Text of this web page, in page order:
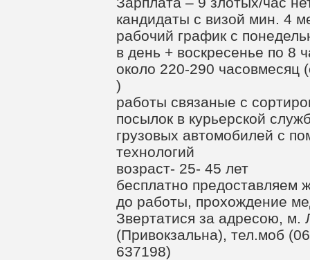
кандидаты с визой мин. 4
рабочий график с
в день + воскресенье по 8
около 220-290 часовмесяц
)
работы связаные с
посылок в курьерской
грузовых автомобилей с
технологий
возраст- 25- 45 лет
бесплатно предоставляем
до работы, прохождение
Звертатися за адресою, м.
(Привокзальна), тел.моб
637198)